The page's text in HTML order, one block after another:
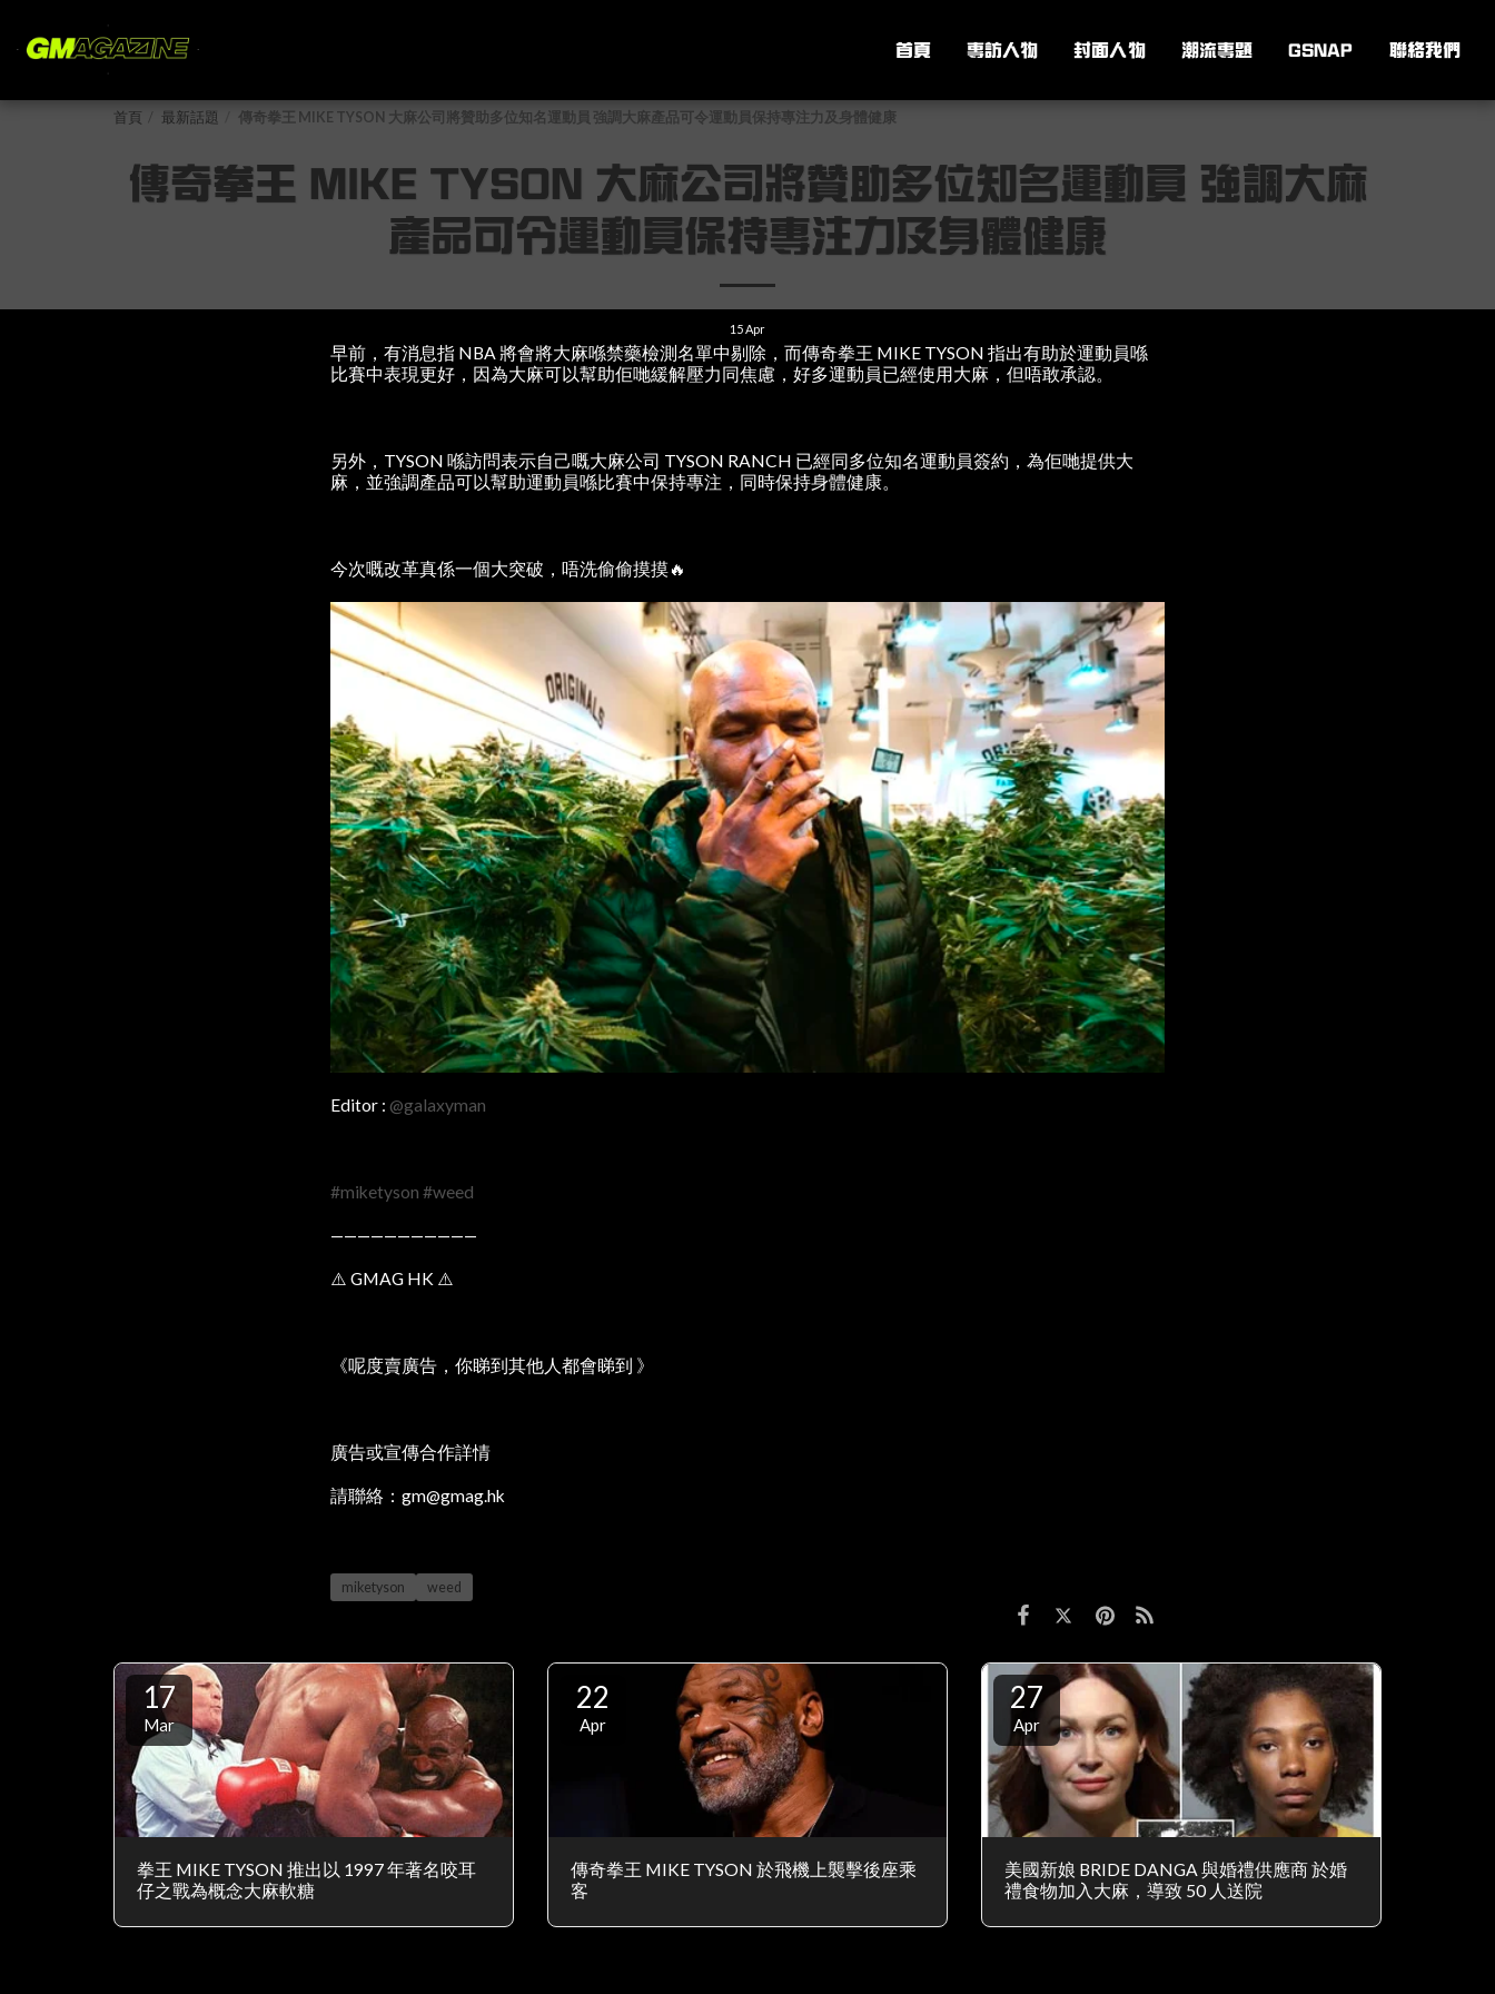
首頁 專訪人物 封面人物 潮流專題 GSNAP 聯絡我們
首頁 最新話題 傳奇拳王 MIKE TYSON 大麻公司將贊助多位知名運動員 強調大麻產品可令運動員保持專注力及身體健康
傳奇拳王 MIKE TYSON 大麻公司將贊助多位知名運動員 強調大麻
產品可令運動員保持專注力及身體健康
15Apr
早前，有消息指 NBA 將會將大麻喺禁藥檢測名單中剔除，而傳奇拳王 MIKE TYSON 指出有助於運動員喺
比賽中表現更好，因為大麻可以幫助佢哋緩解壓力同焦慮，好多運動員已經使用大麻，但唔敢承認。
另外，TYSON 喺訪問表示自己嘅大麻公司 TYSON RANCH 已經同多位知名運動員簽約，為佢哋提供大
麻，並強調產品可以幫助運動員喺比賽中保持專注，同時保持身體健康。
今次嘅改革真係一個大突破，唔洗偷偷摸摸🔥
Editor : @galaxyman
#miketyson #weed
———————————
⚠️ GMAG HK ⚠️
《呢度賣廣告，你睇到其他人都會睇到 》
廣告或宣傳合作詳情
請聯絡：gm@gmag.hk
miketyson weed
17
Mar
拳王 MIKE TYSON 推出以 1997 年著名咬耳
仔之戰為概念大麻軟糖
22
Apr
傳奇拳王 MIKE TYSON 於飛機上襲擊後座乘
客
27
Apr
美國新娘 BRIDE DANGA 與婚禮供應商 於婚
禮食物加入大麻，導致 50 人送院